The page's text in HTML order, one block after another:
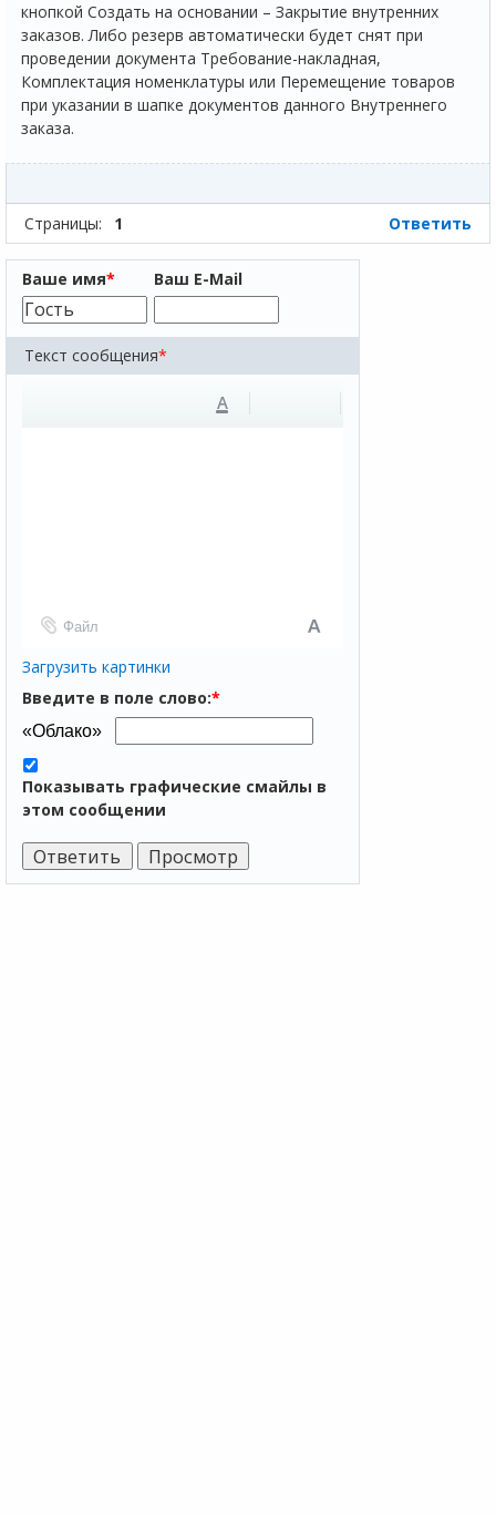
кнопкой Создать на основании – Закрытие внутренних
заказов. Либо резерв автоматически будет снят при
проведении документа Требование-накладная,
Комплектация номенклатуры или Перемещение товаров
при указании в шапке документов данного Внутреннего
заказа.
Страницы: 1 Ответить
Ваше имя* Ваш E-Mail
Текст сообщения*
A
Файл
Загрузить картинки
Введите в поле слово:*
Показывать графические смайлы в
этом сообщении